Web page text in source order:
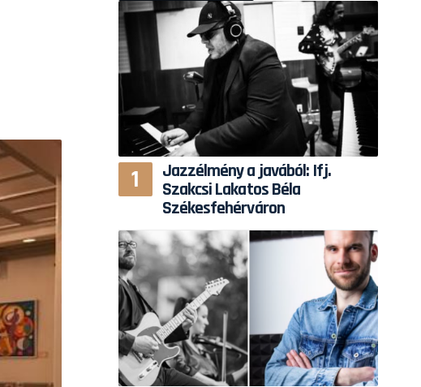
Jazzélmény a javából: Ifj.
Szakcsi Lakatos Béla
Székesfehérváron